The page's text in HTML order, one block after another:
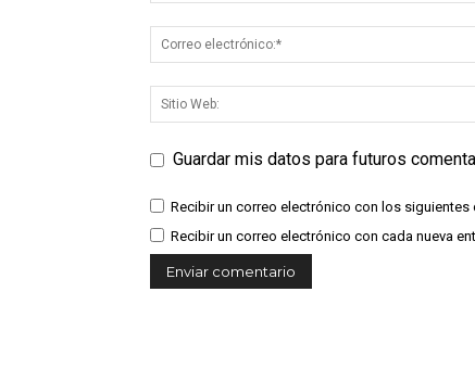
Guardar mis datos para futuros
Recibir un correo electrónico con los siguientes
Recibir un correo electrónico con cada nueva